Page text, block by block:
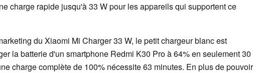
charge rapide jusqu'à 33 W pour les appareils qui supportent ce
du Xiaomi Mi Charger 33 W, le petit chargeur blanc est
la batterie d'un smartphone Redmi K30 Pro à 64% en seulement 30
charge complète de 100% nécessite 63 minutes. En plus de pouvoir